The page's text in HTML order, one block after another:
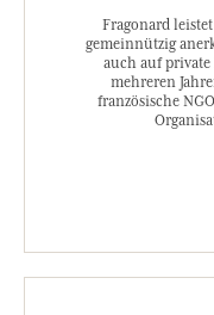
Fragonard
gemeinnützig
auch auf
mehreren
französische